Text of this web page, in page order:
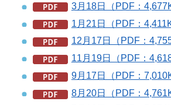
3月18日（PDF：
1月21日（PDF：
12月17日（PDF：
11月19日（PDF：
9月17日（PDF：
8月20日（PDF：